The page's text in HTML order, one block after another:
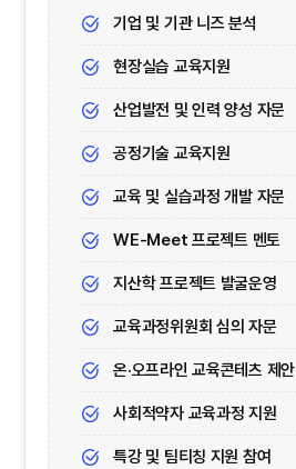
기업 및 기관 니즈 분석
현장실습 교육지원
산업발전 및 인력 양성 자문
공정기술 교육지원
교육 및 실습과정 개발 자문
WE-Meet 프로젝트 멘토
지산학 프로젝트 발굴운영
교육과정위원회 심의 자문
온·오프라인 교육콘테츠 제안
사회적약자 교육과정 지원
특강 및 팀티칭 지원 참여